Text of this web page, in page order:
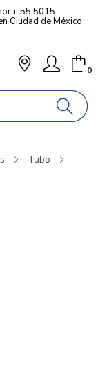
55 5015
Ciudad de México
0
Tubo